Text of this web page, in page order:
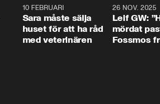
10 FEBRUARI
Sara måste sälja
huset för att ha råd
med veterinären
26 NOV. 2025
Leif GW:
mördat
Fossmos